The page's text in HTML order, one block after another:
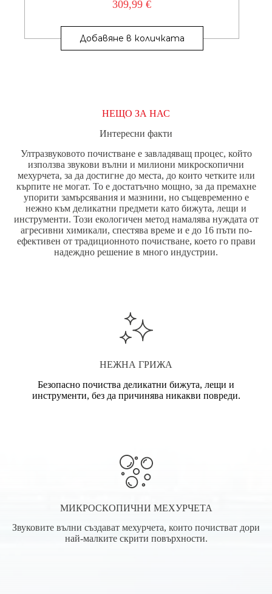
309,99€
Добавяне в количката
НЕЩО ЗА НАС
Интересни факти
Ултразвуковото почистване е завладяващ процес, който
използва звукови вълни и милиони микроскопични
мехурчета, за да достигне до места, до които четките или
кърпите не могат. То е достатъчно мощно, за да премахне
упорити замърсявания и мазнини, но същевременно е
нежно към деликатни предмети като бижута, лещи и
инструменти. Този екологичен метод намалява нуждата от
агресивни химикали, спестява време и е до 16 пъти по-
ефективен от традиционното почистване, което го прави
надеждно решение в много индустрии.
НЕЖНА ГРИЖА
Безопасно почиства деликатни бижута, лещи и
инструменти, без да причинява никакви повреди.
МИКРОСКОПИЧНИ МЕХУРЧЕТА
Звуковите вълни създават мехурчета, които почистват дори
най-малките скрити повърхности.